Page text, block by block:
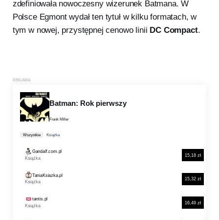
zdefiniowała nowoczesny wizerunek Batmana. W
Polsce Egmont wydał ten tytuł w kilku formatach, w
tym w nowej, przystępnej cenowo linii DC Compact.